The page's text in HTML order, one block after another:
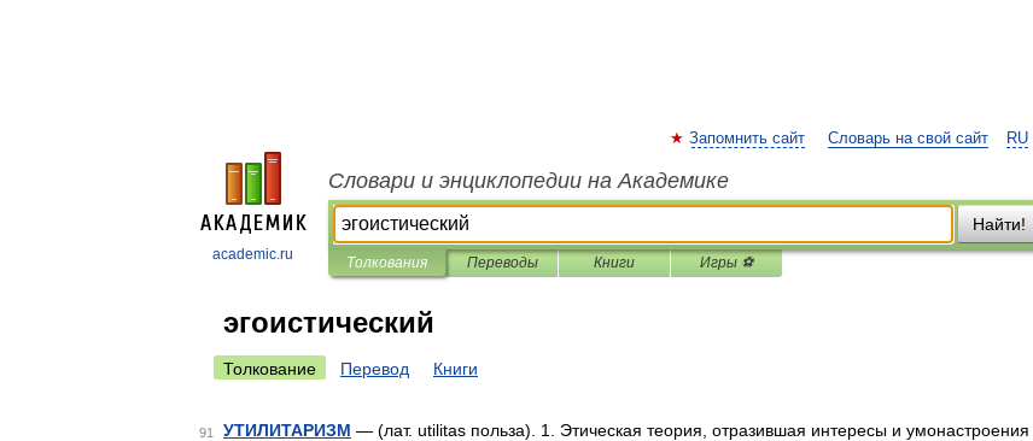
academic.ru
RU
Запомнить сайт Словарь на свой сайт
Словари и энциклопедии на Академике
Найти!
Толкования Переводы Книги Игры ⚽
эгоистический
Толкование Перевод Книги
91 УТИЛИТАРИЗМ — (лат. utilitas польза). 1. Этическая теория, отразившая интересы и умонастроения